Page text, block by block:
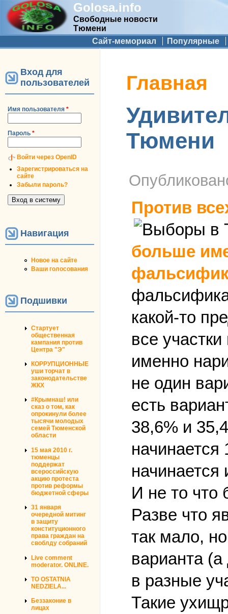
Golosa.info
Свободные новости
Тюмени
Дополнительное меню
Сайт-мемориал Популярные
Вход для
пользователей
Имя пользователя *
Пароль *
Войти через OpenID
Зарегистрироваться на
сайте
Забыли пароль?
Навигация
Новое на сайте
Ваши голосования
Подшивки
Стартует
общественная
кампания против
Центра "Э"
КОРРУПЦИОННЫЕ
уши торчат в
законодательстве
ЖКХ
#Крымнаш! или
сказ о том, как
опрокинули более
тысячи молодых
семей Тюменской
области
15 мая 2010 г.
тюменцы
поддержат
всероссийскую
акцию протеста
против реформы
бюджетной сферы
31 января
очередной митинг
в защиту
конституционного
права граждан на
своблду собраний
Live comment
moderator. ONLINE.
TO OSTATNIA
NEDZIELA...
Беззаконие в
лицах
Вы здесь
Главная
Тюмени
Против
больше
какой-то
все
именно
не один
есть
38,6% и
И не то что
Разве что
так мало,
варианта
в разные
Такие